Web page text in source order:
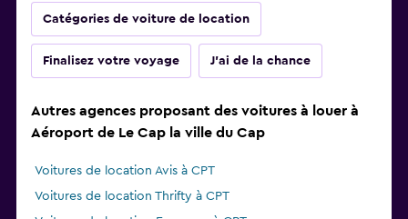
Catégories de voiture de location
Finalisez votre voyage J'ai de la chance
Autres agences proposant des voitures à louer à
Aéroport de Le Cap la ville du Cap
Voitures de location Avis à CPT
Voitures de location Thrifty à CPT